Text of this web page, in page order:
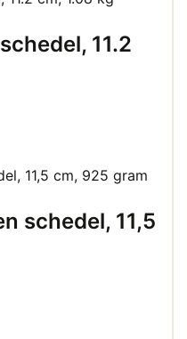
11.2
schedel, 11,5